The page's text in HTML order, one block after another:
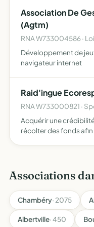
cy…
Association De
(Agtm)
RNA W733004586 ·
Développement de
navigateur internet
Raid'ingue
RNA W733000821 ·
Acquérir une
récolter des fonds
Associations
Chambéry· 2075
Albertville· 450